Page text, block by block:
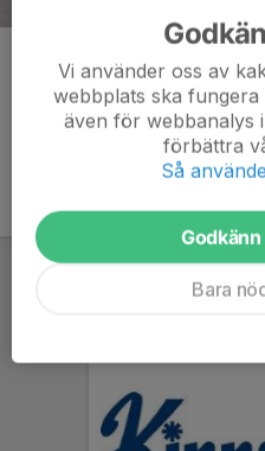
Kommentarer
Vi använder oss av
webbplats ska
även för webbanalys
förbättra
Så
Bara